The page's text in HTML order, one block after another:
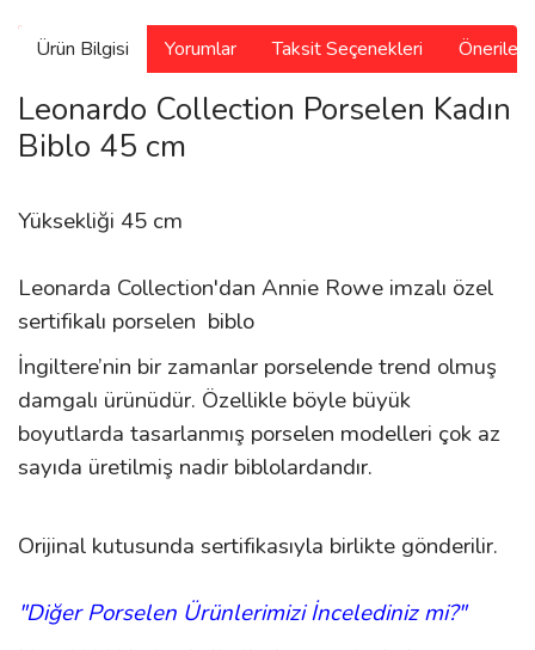
Ürün Bilgisi Yorumlar Taksit Seçenekleri
Leonardo Collection Porselen Kadın
Biblo 45 cm
Yüksekliği 45 cm
Leonarda Collection'dan Annie Rowe imzalı özel
sertifikalı porselen biblo
İngiltere’nin bir zamanlar porselende trend olmuş
damgalı ürünüdür. Özellikle böyle büyük
boyutlarda tasarlanmış porselen modelleri çok az
sayıda üretilmiş nadir biblolardandır.
Orijinal kutusunda sertifikasıyla birlikte gönderilir.
"Diğer Porselen Ürünlerimizi İncelediniz mi?"